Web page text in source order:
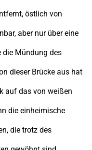
östlich von
aber nur über eine
die Mündung des
dieser Brücke aus hat
auf das von weißen
die einheimische
die trotz des